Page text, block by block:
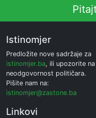
Istinomjer
Predložite nove sadržaje za
istinomjer.ba, ili upozorite na
neodgovornost političara.
Pišite nam na:
istinomjer@zastone.ba
Linkovi